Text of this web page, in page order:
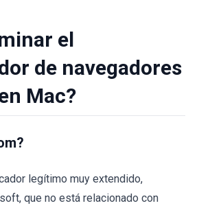
el
de navegadores
Mac?
legítimo muy extendido,
que no está relacionado con